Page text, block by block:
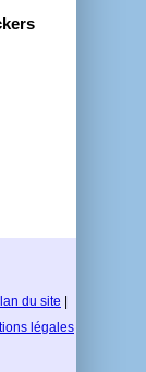
du site
légales